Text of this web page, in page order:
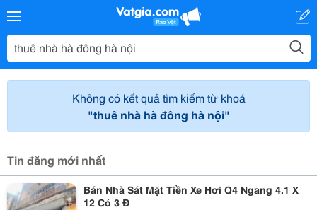
Không có kết quả tìm kiếm từ khoá
"thuê nhà hà đông hà nội"
Tin đăng mới nhất
Bán Nhà Sát Mặt Tiền Xe Hơi Q4 Ngang 4.1 X
12 Có 3 Đ